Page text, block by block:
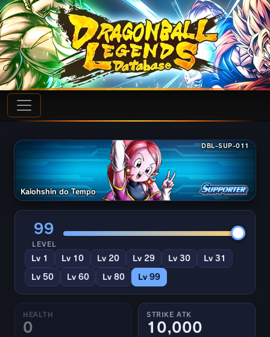
Kaiohshin do Tempo
DBL-SUP-011
99
LEVEL
Lv 1 Lv 10 Lv 20 Lv 29 Lv 30 Lv 31
Lv 50 Lv 60 Lv 80 Lv 99
HEALTH
0
STRIKE ATK
10,000